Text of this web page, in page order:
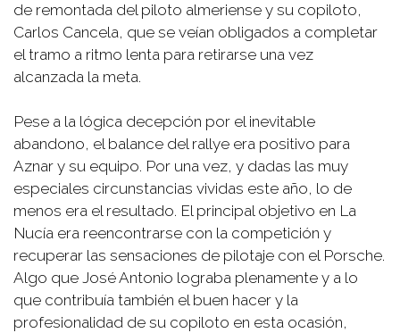
de remontada del piloto almeriense y su copiloto,
Carlos Cancela, que se veían obligados a completar
el tramo a ritmo lenta para retirarse una vez
alcanzada la meta.
Pese a la lógica decepción por el inevitable
abandono, el balance del rallye era positivo para
Aznar y su equipo. Por una vez, y dadas las muy
especiales circunstancias vividas este año, lo de
menos era el resultado. El principal objetivo en La
Nucía era reencontrarse con la competición y
recuperar las sensaciones de pilotaje con el Porsche.
Algo que José Antonio lograba plenamente y a lo
que contribuía también el buen hacer y la
profesionalidad de su copiloto en esta ocasión,